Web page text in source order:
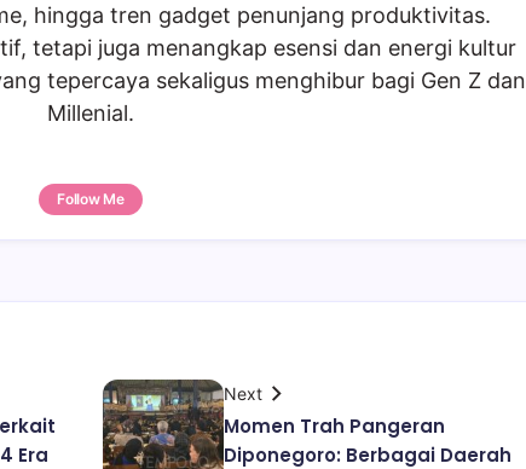
hingga tren gadget penunjang produktivitas.
tetapi juga menangkap esensi dan energi kultur
tepercaya sekaligus menghibur bagi Gen Z dan
Millenial.
Follow Me
Era
Next
Momen Trah Pangeran
Diponegoro: Berbagai Daerah